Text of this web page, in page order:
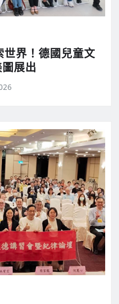
界！德國兒童文
展出